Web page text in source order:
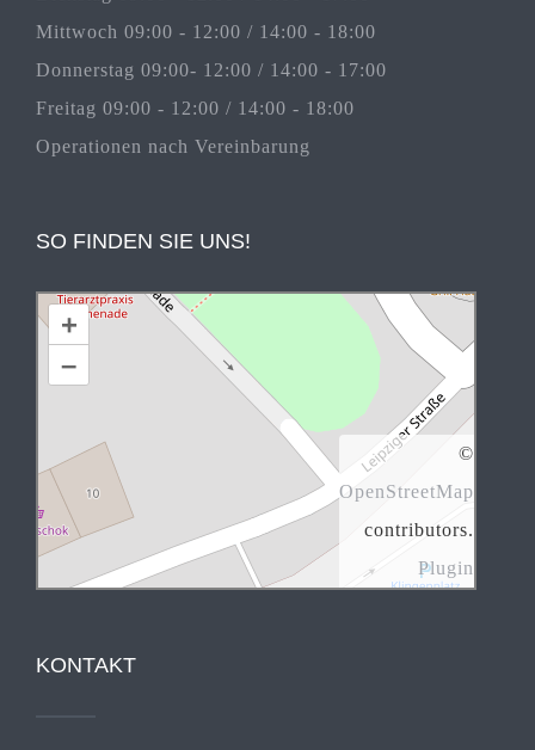
Mittwoch 09:00 - 12:00 / 14:00 - 18:00
Donnerstag 09:00- 12:00 / 14:00 - 17:00
Freitag 09:00 - 12:00 / 14:00 - 18:00
Operationen nach Vereinbarung
SO FINDEN SIE UNS!
+
–
©
OpenStreetMap
contributors.
Plugin
KONTAKT